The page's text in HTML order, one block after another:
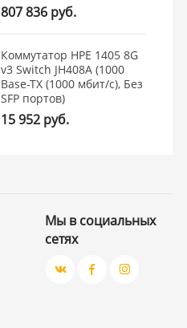
807 836 руб.
Коммутатор HPE 1405 8G
v3 Switch JH408A (1000
Base-TX (1000 мбит/с), Без
SFP портов)
15 952 руб.
Мы в социальных
сетях